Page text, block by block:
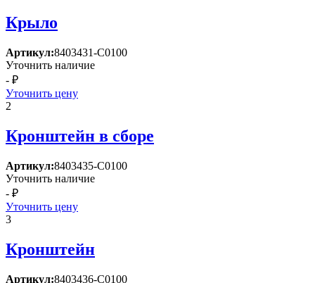
Крыло
Артикул:8403431-C0100
Уточнить наличие
- ₽
Уточнить цену
2
Кронштейн в сборе
Артикул:8403435-C0100
Уточнить наличие
- ₽
Уточнить цену
3
Кронштейн
Артикул:8403436-C0100